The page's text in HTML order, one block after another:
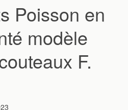
Poisson en
modèle
F.